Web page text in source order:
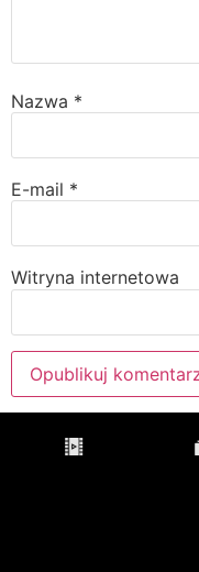
Nazwa *
E-mail *
Witryna internetowa